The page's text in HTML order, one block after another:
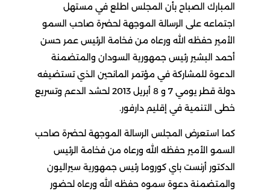
المبارك الصباح بأن المجلس اطلع في مستهل
اجتماعه على الرسالة الموجهة لحضرة صاحب السمو
الأمير حفظه الله ورعاه من فخامة الرئيس عمر حسن
أحمد البشير رئيس جمهورية السودان والمتضمنة
الدعوة للمشاركة في مؤتمر المانحين الذي تستضيفه
دولة قطر يومي 7 و 8 أبريل 2013 لحشد الدعم وتسريع
خطى التنمية في إقليم دارفور.
كما استعرض المجلس الرسالة الموجهة لحضرة صاحب
السمو الأمير حفظه الله ورعاه من فخامة الرئيس
الدكتور أرنست باي كوروما رئيس جمهورية سيراليون
والمتضمنة دعوة سموه حفظه الله ورعاه لحضور